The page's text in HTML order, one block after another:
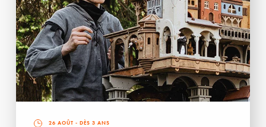
26 AOÛT - DÈS 3 ANS